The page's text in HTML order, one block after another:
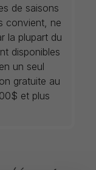
de saisons
convient, ne
la plupart du
disponibles
un seul
gratuite au
et plus